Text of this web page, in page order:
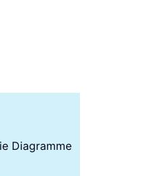
Diagramme